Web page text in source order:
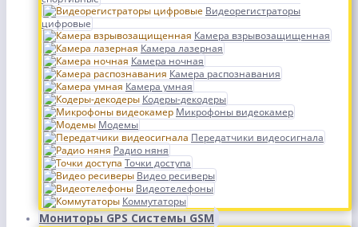
Видеорегистраторы
цифровые
Камера взрывозащищенная
Камера лазерная
Камера ночная
Камера распознавания
Камера умная
Кодеры-декодеры
Микрофоны видеокамер
Модемы
Передатчики видеосигнала
Радио няня
Точки доступа
Видео ресиверы
Видеотелефоны
Коммутаторы
Мониторы GPS Системы GSM